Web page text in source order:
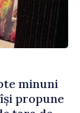
minuni
propune